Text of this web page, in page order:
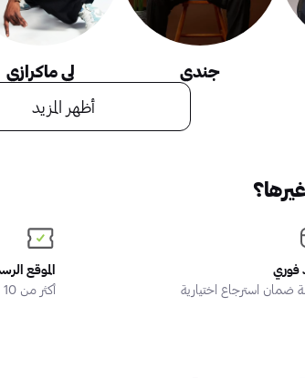
جندي لي ماكرازي
أظهر المزيد
فوري
ضمان استرجاع اختيارية
الموقع
أكثر من 10 مليون مستخدم